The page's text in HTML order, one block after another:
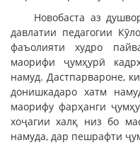
Новобаста аз
давлатии педагогии
фаъолияти худро
маорифи ҷумҳурӣ
намуд. Дастпарвароне,
донишкадаро хатм
маорифу фарҳанги
хоҷагии халқ низ бо
намуда, дар пешрафти